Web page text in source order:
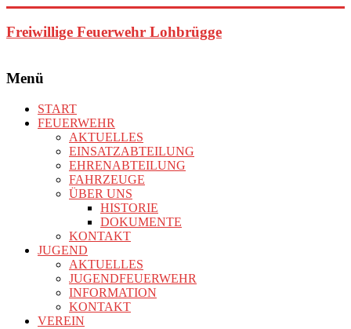
Inhalt
springen
Freiwillige Feuerwehr Lohbrügge
Menü
START
FEUERWEHR
AKTUELLES
EINSATZABTEILUNG
EHRENABTEILUNG
FAHRZEUGE
ÜBER UNS
HISTORIE
DOKUMENTE
KONTAKT
JUGEND
AKTUELLES
JUGENDFEUERWEHR
INFORMATION
KONTAKT
VEREIN